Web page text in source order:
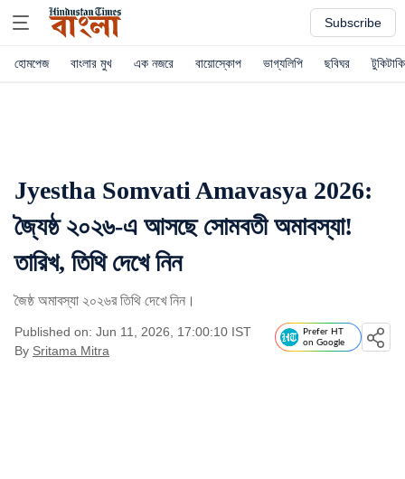
Subscribe
হোমপেজ বাংলার মুখ এক নজরে বায়োস্কোপ ভাগ্যলিপি ছবিঘর টুকিটাকি
Jyestha Somvati Amavasya 2026:
জ্যৈষ্ঠ ২০২৬-এ আসছে সোমবতী অমাবস্যা!
তারিখ, তিথি দেখে নিন
জৈষ্ঠ অমাবস্যা ২০২৬র তিথি দেখে নিন।
Published on: Jun 11, 2026, 17:00:10 IST
By Sritama Mitra
Prefer HT
on Google